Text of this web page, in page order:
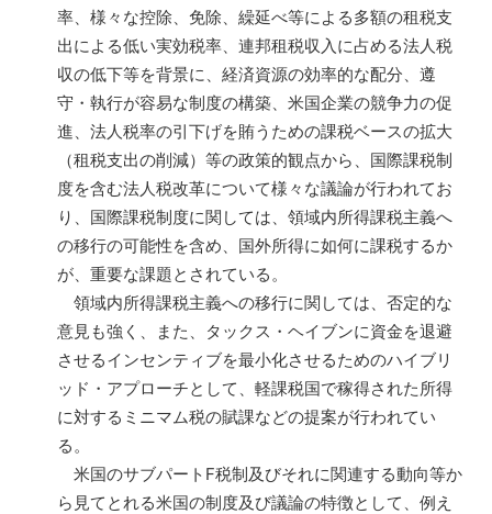
率、様々な控除、免除、繰延べ等による多額の租税支
出による低い実効税率、連邦租税収入に占める法人税
収の低下等を背景に、経済資源の効率的な配分、遵
守・執行が容易な制度の構築、米国企業の競争力の促
進、法人税率の引下げを賄うための課税ベースの拡大
（租税支出の削減）等の政策的観点から、国際課税制
度を含む法人税改革について様々な議論が行われてお
り、国際課税制度に関しては、領域内所得課税主義へ
の移行の可能性を含め、国外所得に如何に課税するか
が、重要な課題とされている。
領域内所得課税主義への移行に関しては、否定的な
意見も強く、また、タックス・ヘイブンに資金を退避
させるインセンティブを最小化させるためのハイブリ
ッド・アプローチとして、軽課税国で稼得された所得
に対するミニマム税の賦課などの提案が行われてい
る。
米国のサブパートF税制及びそれに関連する動向等か
ら見てとれる米国の制度及び議論の特徴として、例え